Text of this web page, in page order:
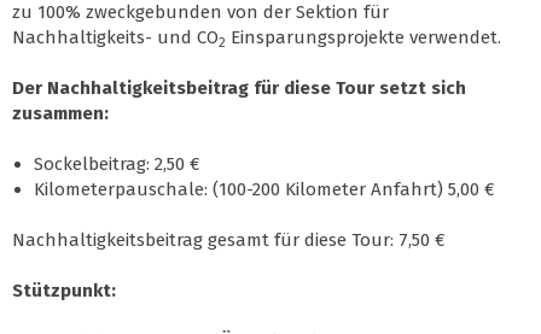
zu 100% zweckgebunden von der Sektion für
Nachhaltigkeits- und CO2 Einsparungsprojekte verwendet.
Der Nachhaltigkeitsbeitrag für diese Tour setzt sich
zusammen:
Sockelbeitrag: 2,50 €
Kilometerpauschale: (100-200 Kilometer Anfahrt) 5,00 €
Nachhaltigkeitsbeitrag gesamt für diese Tour: 7,50 €
Stützpunkt: